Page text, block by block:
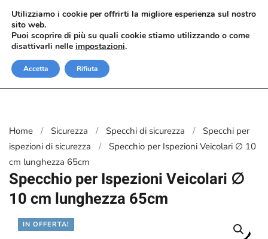
Passa al contenuto principale
Home Sicurezza Specchi di sicurezza
Specchi per
ispezioni di sicurezza
Specchio per Ispezioni Veicolari ∅ 10
cm lunghezza 65cm
Specchio per Ispezioni Veicolari ∅
10 cm lunghezza 65cm
IN OFFERTA!
Utilizziamo i cookie per offrirti la migliore esperienza sul nostro
sito web.
Puoi scoprire di più su quali cookie stiamo utilizzando o come
disattivarli nelle impostazioni.
Accetta Rifiuta